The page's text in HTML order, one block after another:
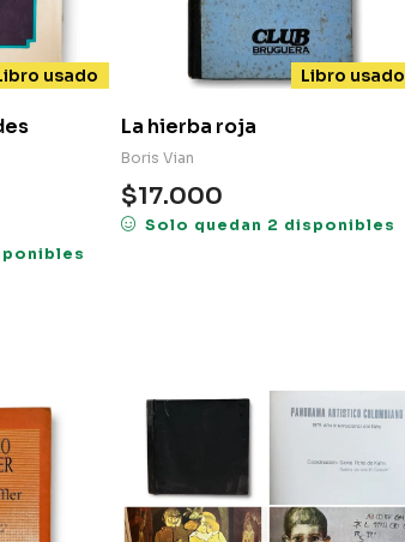
usado Libro usado
La hierba roja
Boris Vian
$17.000
Solo quedan 2 disponibles